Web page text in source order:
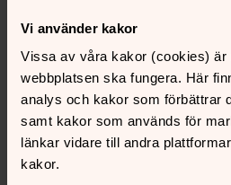
Vi använder kakor
Vissa av våra kakor (cookies) är
webbplatsen ska fungera. Här
analys och kakor som förbättrar
samt kakor som används för
länkar vidare till andra
kakor.
2026 - 2027
2027 - 2028
2028 - 2029
2029 - 2030